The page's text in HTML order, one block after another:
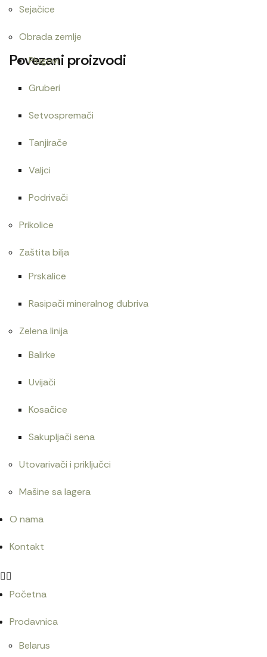
Sejačice
Obrada zemlje
Plugovi
Gruberi
Setvospremači
Tanjirače
Valjci
Podrivači
Prikolice
Zaštita bilja
Prskalice
Rasipači mineralnog đubriva
Zelena linija
Balirke
Uvijači
Kosačice
Sakupljači sena
Utovarivači i priključci
Mašine sa lagera
O nama
Kontakt
Početna
Prodavnica
Belarus
Povezani proizvodi
Cev goriva T25 1104150
Cev goriva T25 1104450
480
21.600RSD